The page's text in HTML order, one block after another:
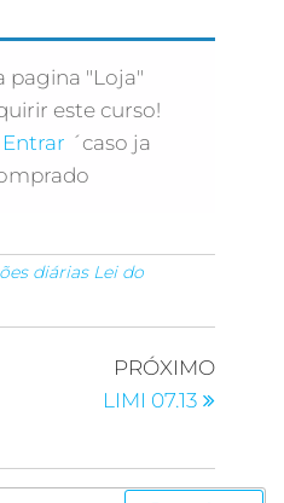
pagina "Loja"
este curso!
Entrar ´caso ja
diárias Lei do
PRÓXIMO
LIMI 07.13